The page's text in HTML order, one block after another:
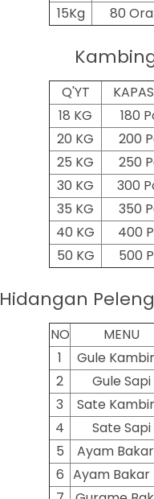
15Kg
80
Q'YT
18 KG
180
20 KG
200
25 KG
250
30 KG
300
35 KG
350
40 KG
400
50 KG
500
Hidangan
NO MENU
1
Gule
2
Gule Sapi
3
Sate
4
Sate Sapi
5
Ayam
6 Ayam Bakar